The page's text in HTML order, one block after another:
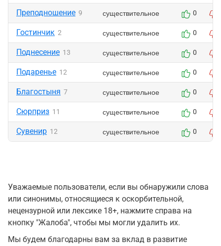
Преподношение 9 существительное 0
Гостинчик 2 существительное 0
Поднесение 13 существительное 0
Подаренье 12 существительное 0
Благостыня 7 существительное 0
Сюрприз 11 существительное 0
Сувенир 12 существительное 0
Уважаемые пользователи, если вы обнаружили слова
или синонимы, относящиеся к оскорбительной,
нецензурной или лексике 18+, нажмите справа на
кнопку "Жалоба", чтобы мы могли удалить их.
Мы будем благодарны вам за вклад в развитие